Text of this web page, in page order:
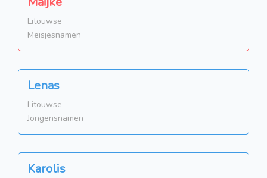
Litouwse
Meisjesnamen
Lenas
Litouwse
Jongensnamen
Karolis